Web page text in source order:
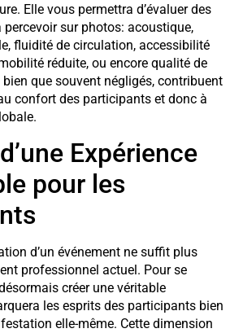
Elle vous permettra d’évaluer des
sur photos: acoustique,
fluidité de circulation, accessibilité
réduite, ou encore qualité de
bien que souvent négligés, contribuent
confort des participants et donc à
Expérience
pour les
d’un événement ne suffit plus
professionnel actuel. Pour se
créer une véritable
les esprits des participants bien
elle-même. Cette dimension